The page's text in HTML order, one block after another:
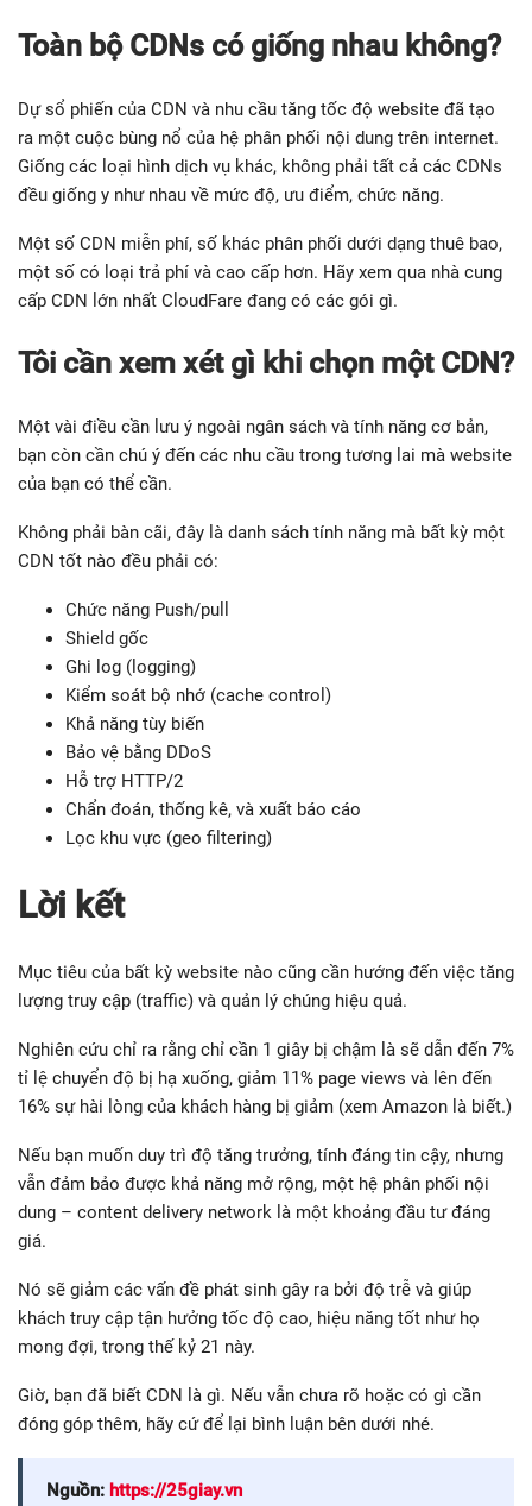
Toàn bộ CDNs có giống nhau không?
Dự sổ phiến của CDN và nhu cầu tăng tốc độ website đã tạo
ra một cuộc bùng nổ của hệ phân phối nội dung trên internet.
Giống các loại hình dịch vụ khác, không phải tất cả các CDNs
đều giống y như nhau về mức độ, ưu điểm, chức năng.
Một số CDN miễn phí, số khác phân phối dưới dạng thuê bao,
một số có loại trả phí và cao cấp hơn. Hãy xem qua nhà cung
cấp CDN lớn nhất CloudFare đang có các gói gì.
Tôi cần xem xét gì khi chọn một CDN?
Một vài điều cần lưu ý ngoài ngân sách và tính năng cơ bản,
bạn còn cần chú ý đến các nhu cầu trong tương lai mà website
của bạn có thể cần.
Không phải bàn cãi, đây là danh sách tính năng mà bất kỳ một
CDN tốt nào đều phải có:
Chức năng Push/pull
Shield gốc
Ghi log (logging)
Kiểm soát bộ nhớ (cache control)
Khả năng tùy biến
Bảo vệ bằng DDoS
Hỗ trợ HTTP/2
Chẩn đoán, thống kê, và xuất báo cáo
Lọc khu vực (geo filtering)
Lời kết
Mục tiêu của bất kỳ website nào cũng cần hướng đến việc tăng
lượng truy cập (traffic) và quản lý chúng hiệu quả.
Nghiên cứu chỉ ra rằng chỉ cần 1 giây bị chậm là sẽ dẫn đến 7%
tỉ lệ chuyển độ bị hạ xuống, giảm 11% page views và lên đến
16% sự hài lòng của khách hàng bị giảm (xem Amazon là biết.)
Nếu bạn muốn duy trì độ tăng trưởng, tính đáng tin cậy, nhưng
vẫn đảm bảo được khả năng mở rộng, một hệ phân phối nội
dung – content delivery network là một khoảng đầu tư đáng
giá.
Nó sẽ giảm các vấn đề phát sinh gây ra bởi độ trễ và giúp
khách truy cập tận hưởng tốc độ cao, hiệu năng tốt như họ
mong đợi, trong thế kỷ 21 này.
Giờ, bạn đã biết CDN là gì. Nếu vẫn chưa rõ hoặc có gì cần
đóng góp thêm, hãy cứ để lại bình luận bên dưới nhé.
Nguồn: https://25giay.vn